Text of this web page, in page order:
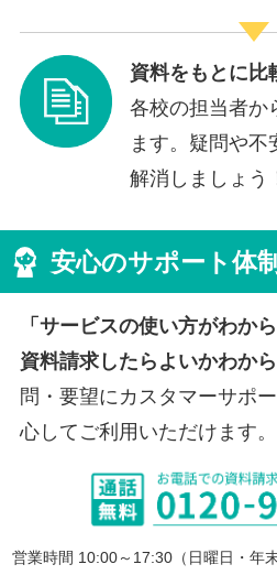
資料をもとに比
各校の担当者か
ます。疑問や不
解消しましょう
安心のサポート体制
「サービスの使い方がわか
資料請求したらよいかわから
問・要望にカスタマーサポ
心してご利用いただけます。
営業時間 10:00～17:30（日曜日・年